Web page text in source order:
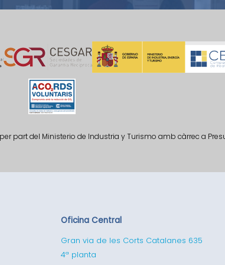
part del Ministerio de Industria y Turismo amb càrrec a
Oficina Central
Gran via de les Corts Catalanes 635
4ª planta